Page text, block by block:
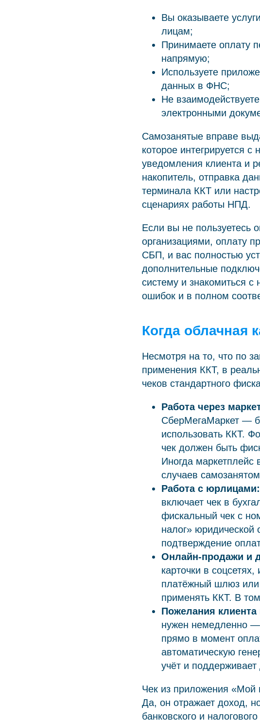
Вы оказываете
лицам;
Принимаете оплату
напрямую;
Используете
данных в ФНС;
Не
электронными
Самозанятые вправе
которое интегрируется
уведомления клиента и
накопитель, отправка
терминала ККТ или
сценариях работы НПД.
Если вы не пользуетесь
организациями, оплату
СБП, и вас полностью
дополнительные
систему и знакомиться
ошибок и в полном
Когда облачная
Несмотря на то, что по
применения ККТ, в
чеков стандартного
Работа через
СберМегаМаркет —
использовать ККТ.
чек должен быть
Иногда маркетплейс
случаев
Работа с юрлицами:
включает чек в
фискальный чек с
налог» юридической
подтверждение
Онлайн-продажи и
карточки в
платёжный шлюз или
применять ККТ. В
Пожелания клиента
нужен немедленно —
прямо в момент
автоматическую
учёт и
Чек из приложения «Мой
Да, он отражает доход,
банковского и